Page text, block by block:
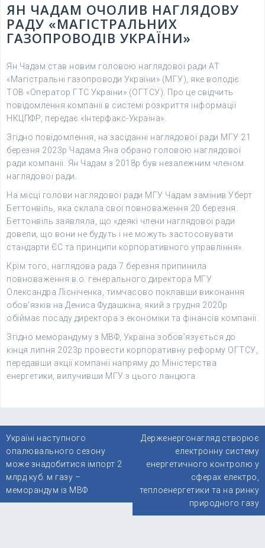
ЯН ЧАДАМ ОЧОЛИВ НАГЛЯДОВУ
РАДУ «МАГІСТРАЛЬНИХ
ГАЗОПРОВОДІВ УКРАЇНИ»
Ян Чадам став новим головою наглядової ради АТ
«Магістральні газопроводи України» (МГУ), яке володіє
ТОВ «Оператор ГТС України» (ОГТСУ). Про це свідчить
повідомлення компанії в системі розкриття інформації
НКЦПФР, передає «Інтерфакс-Україна».
Згідно повідомлення, на засіданні наглядової ради МГУ 21
березня 2023р Чадама Яна обрано головою наглядової
ради компанії. Ян Чадам з 2018р був незалежним членом
наглядової ради.
На місці голови наглядової ради МГУ Чадам замінив Уберт
Беттонвіль, яка склала свої повноваження 20 березня.
Беттонвіль заявляла, що «деякі члени наглядової ради
довели, що вони не будуть і не можуть застосовувати
стандарти ЄС та принципи корпоративного управління».
Крім того, наглядова рада 7 березня припинила
повноваження в.о. генерального директора МГУ
Олександра Лісніченка, тимчасово поклавши виконання
обов’язків на Дениса Фудашкіна, який з грудня 2020р
обіймає посаду директора з економіки та фінансів компанії.
Згідно меморандуму з МВФ, Україна зобов’язується до
кінця липня 2023р провести корпоративну реформу ОГТСУ,
передавши акції компанії напряму до Міністерства
енергетики, вилучивши МГУ з цього ланцюга.
Навігація
записів
Україні наступного
опалювального сезону
може знадобитися імпорт 2
млрд куб. м газу –
меморандум із МВФ
Держенергонагляд створює
електронну систему
енергетичного контролю у
сферах електро,
теплоенергетики та на ринку
природного газу